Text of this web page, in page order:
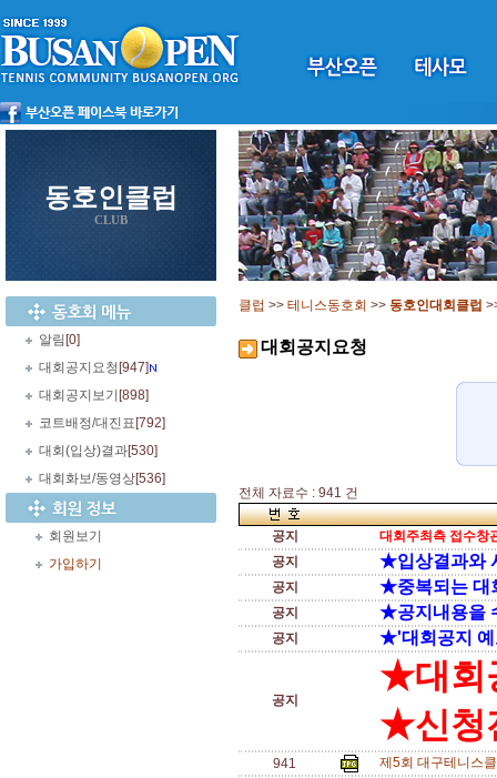
동호인클럽
CLUB
알림 [0]
대회공지요청 [947]
대회공지보기 [898]
코트배정/대진표 [792]
대회(입상)결과[530]
대회화보/동영상[536]
회원보기
가입하기
클럽 >> 테니스동호회 >> 동호인대회클럽
대회공지요청
전체 자료수 : 941 건
공지
대회주최측 접수창
공지
★입상결과와
공지 ★중복되는 대
공지 ★공지내용을
공지 ★'대회공지 예
공지
★대회
★신청
941
제5회 대구테니스